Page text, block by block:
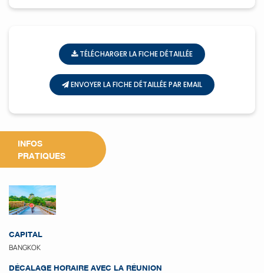
TÉLÉCHARGER LA FICHE DÉTAILLÉE
ENVOYER LA FICHE DÉTAILLÉE PAR EMAIL
INFOS
PRATIQUES
CAPITAL
BANGKOK
DÉCALAGE HORAIRE AVEC LA RÉUNION